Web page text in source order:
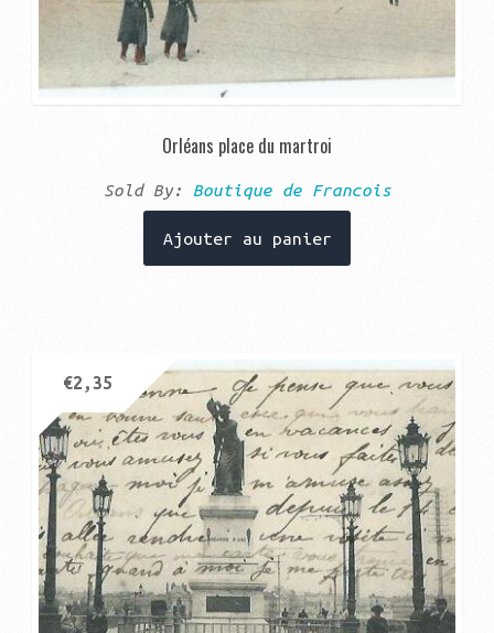
Orléans place du martroi
Sold By: Boutique de Francois
Ajouter au panier
€2,35